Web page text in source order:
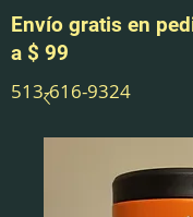
513-616-9324
Envío gratis en
a $ 99